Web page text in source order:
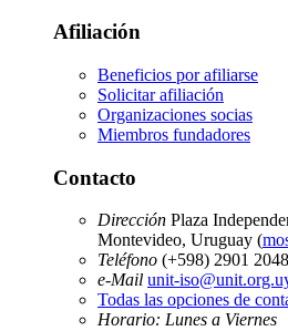
Afiliación
Beneficios por afiliarse
Solicitar afiliación
Organizaciones socias
Miembros fundadores
Contacto
Dirección Plaza
Montevideo, Uruguay (
Teléfono (+598) 2901 2048
e-Mail unit-
Todas las opciones de
Horario: Lunes a Viernes